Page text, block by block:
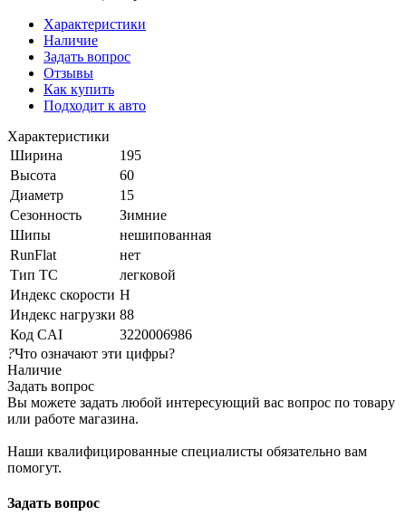
Характеристики
Наличие
Задать вопрос
Отзывы
Как купить
Подходит к авто
Характеристики
Ширина
195
Высота
60
Диаметр
15
Сезонность
Зимние
Шипы
нешипованная
RunFlat
нет
Тип ТС
легковой
Индекс скорости H
Индекс нагрузки 88
Код CAI
3220006986
?Что означают эти цифры?
Наличие
Задать вопрос
Вы можете задать любой интересующий вас вопрос по товару
или работе магазина.
Наши квалифицированные специалисты обязательно вам
помогут.
Задать вопрос